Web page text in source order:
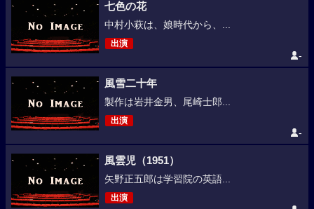
七色の花
中村小萩は、娘時代から、...
出演
-
風雪二十年
製作は岩井金男、尾崎士郎...
出演
-
風雲児（1951）
矢野正五郎は学習院の英語...
出演